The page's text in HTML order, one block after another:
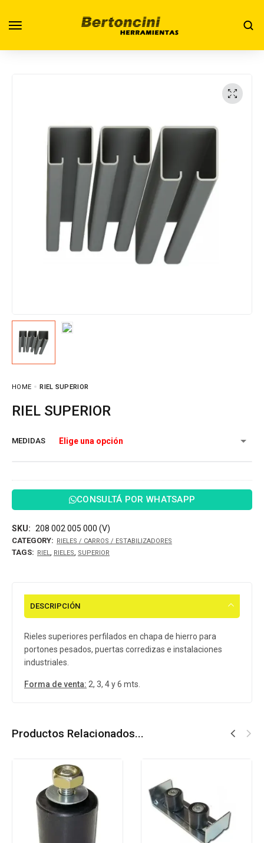
HOME RIEL SUPERIOR
RIEL SUPERIOR
MEDIDAS
CONSULTÁ POR WHATSAPP
SKU: 208 002 005 000 (V)
CATEGORY: RIELES / CARROS / ESTABILIZADORES
TAGS: RIEL RIELES SUPERIOR
DESCRIPCIÓN
Rieles superiores perfilados en chapa de hierro para
portones pesados, puertas corredizas e instalaciones
industriales.
Forma de venta: 2, 3, 4 y 6 mts.
Productos Relacionados...